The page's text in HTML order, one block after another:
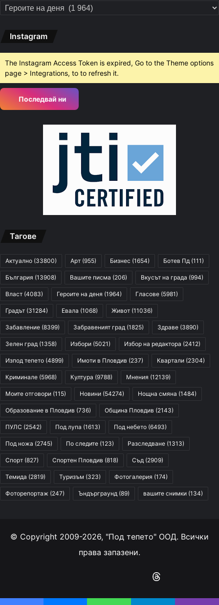
Категории
Instagram
The Instagram Access Token is expired, Go to the Theme options
page > Integrations, to to refresh it.
Последвай ни
Тагове
Актуално (33800) Арт (955) Бизнес (1654) Ботев Пд (111)
България (13908) Вашите писма (206) Вкусът на града (994)
Власт (4083) Героите на деня (1964) Гласове (5981)
Градът (31284) Евала (1068) Живот (11036)
Забавление (8399) Забравеният град (1825) Здраве (3890)
Зелен град (1358) Избори (5021) Избор на редактора (2412)
Изпод тепето (4899) Имоти в Пловдив (237) Квартали (2304)
Криминале (5968) Култура (9788) Мнения (12139)
Моите отговори (115) Новини (54274) Нощна смяна (1484)
Образование в Пловдив (736) Община Пловдив (2143)
ПУЛС (2542) Под лупа (1613) Под небето (6493)
Под ножа (2745) По следите (123) Разследване (1313)
Спорт (827) Спортен Пловдив (818) Съд (2909)
Темида (2819) Туризъм (323) Фотогалерия (174)
Фоторепортаж (247) Ъндърграунд (89) вашите снимки (134)
© Copyright 2009-2026, "Под тепето" ООД. Всички
права запазени.
Instagram